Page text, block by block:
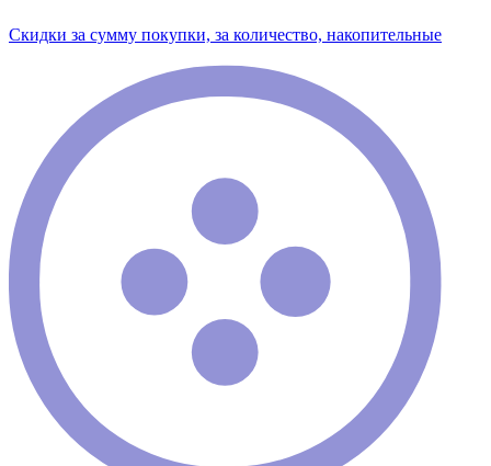
Скидки за сумму покупки, за количество, накопительные